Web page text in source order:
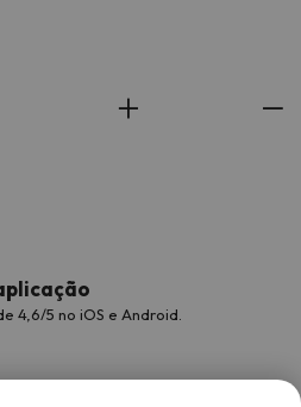
4,6/5 no iOS e Android.